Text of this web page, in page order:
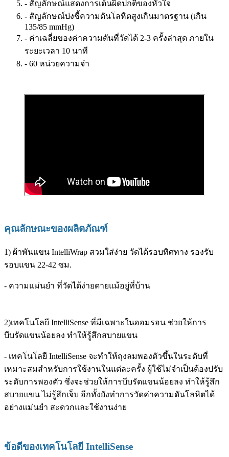
- สัญลักษณ์แสดงการเต้นผิดปกติของหัวใจ
- สัญลักษณ์บ่งชี้ความดันโลหิตสูงเกินมาตรฐาน (เกิน
135/85 mmHg)
- ค่าเฉลี่ยของค่าความดันที่วัดได้ 2-3 ครั้งล่าสุด ภายใน
ระยะเวลา 10 นาที
- 60 หน่วยความจำ
คุณลักษณะของผลิตภัณฑ์
1) ผ้าพันแขน IntelliWrap สวมใส่ง่าย วัดได้รอบทิศทาง รองรับ
รอบแขน 22-42 ซม.
- ความแม่นยำ ที่วัดได้ง่ายดายแม้อยู่ที่บ้าน
2)เทคโนโลยี IntelliSense ที่มีเฉพาะในออมรอน ช่วยให้การ
บีบรัดแขนน้อยลง ทำให้รู้สึกสบายแขน
- เทคโนโลยี IntelliSense จะทำให้ถุงลมพองตัวขึ้นในระดับที่
เหมาะสมสำหรับการใช้งานในแต่ละครั้ง ผู้ใช้ไม่จำเป็นต้องปรับ
ระดับการพองตัว ซึ่งจะช่วยให้การบีบรัดแขนน้อยลง ทำให้รู้สึก
สบายแขน ไม่รู้สึกเจ็บ อีกทั้งยังทำการวัดค่าความดันโลหิตได้
อย่างแม่นยำ สะดวกและใช้งานง่าย
ข้อดีของเทคโนโลยี IntelliSense